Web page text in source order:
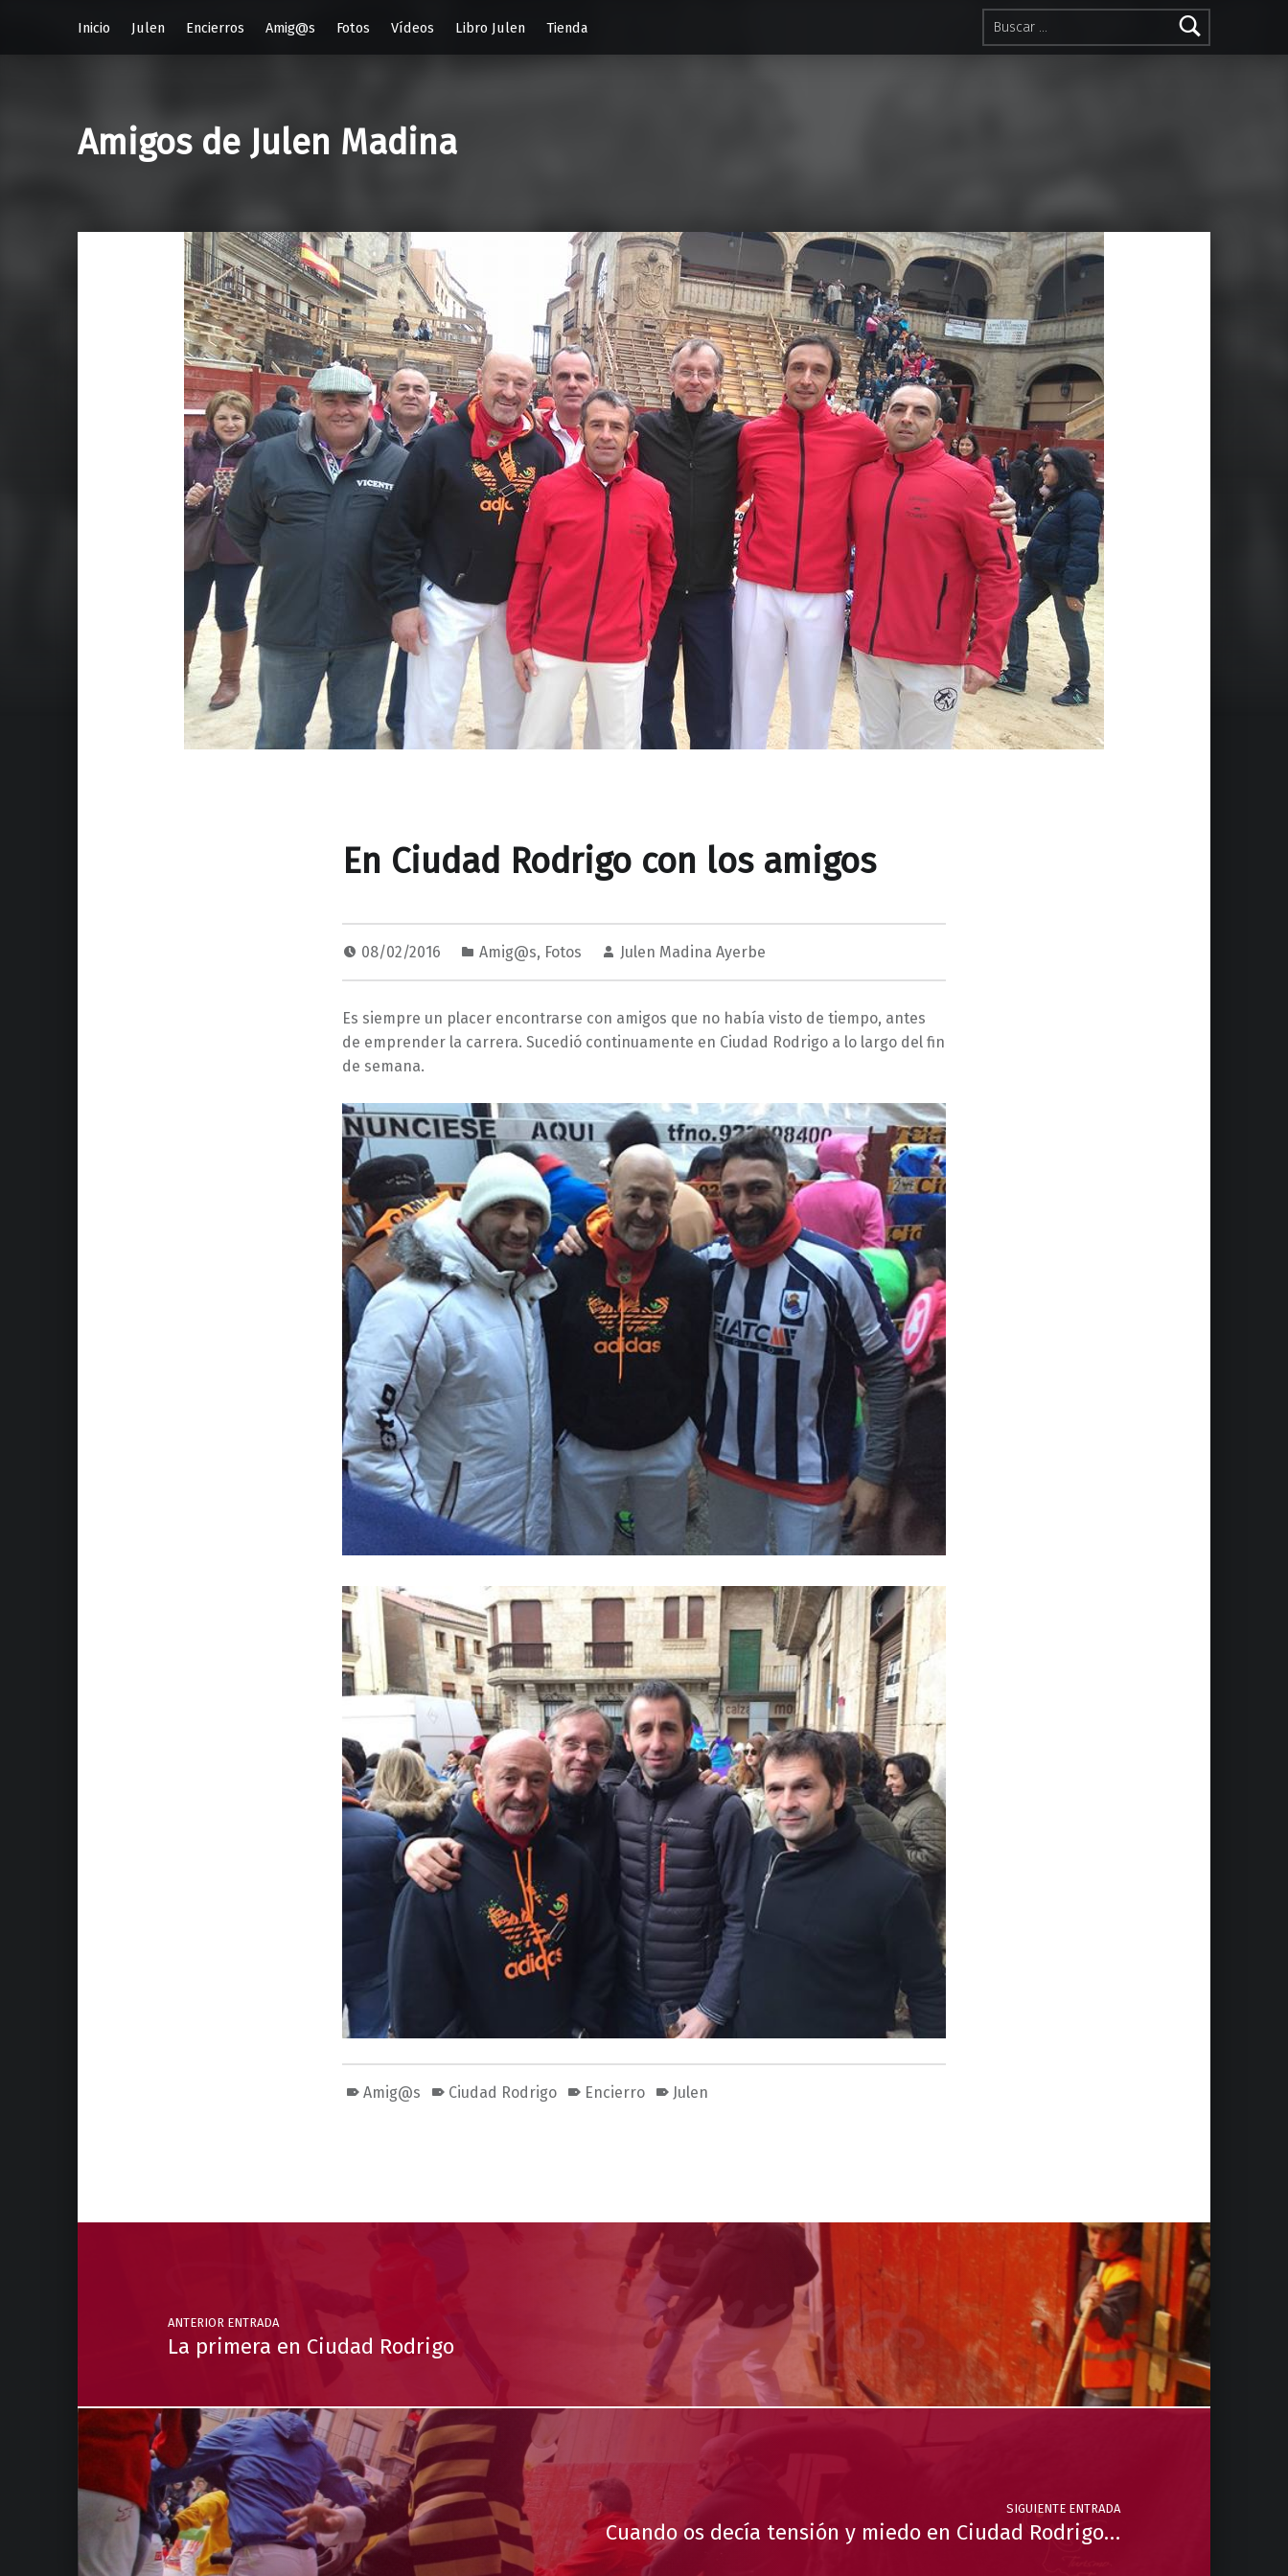
Buscar:
Inicio
Julen Encierros Amig@s Fotos Vídeos Libro Julen Tienda
Amigos de Julen Madina
En Ciudad Rodrigo con los amigos
08/02/2016 Amig@s, Fotos Julen Madina Ayerbe
Es siempre un placer encontrarse con amigos que no había visto de tiempo, antes
de emprender la carrera. Sucedió continuamente en Ciudad Rodrigo a lo largo del fin
de semana.
Amig@s Ciudad Rodrigo Encierro Julen
Navegación de entradas
ANTERIOR ENTRADA
La primera en Ciudad Rodrigo
SIGUIENTE ENTRADA
Cuando os decía tensión y miedo en Ciudad Rodrigo…